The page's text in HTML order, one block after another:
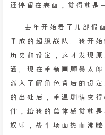
还停留在表面，觉得就是
去年开始看了几部假
平成的超级战队。我开
历史和设定，这才发现
涵。现在重新回顾暴太
深入了解角色背后的设
的出处后，重温剧情变
伴，给我的总体感觉就
娱乐，战斗场面热血沸